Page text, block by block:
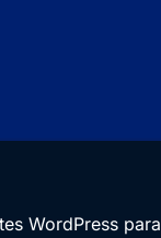
WordPress para